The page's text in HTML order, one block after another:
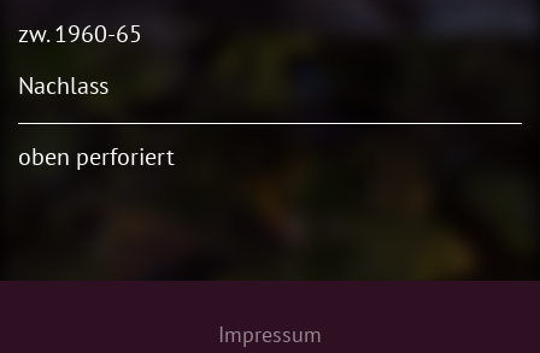
zw. 1960-65
Nachlass
oben perforiert
Impressum